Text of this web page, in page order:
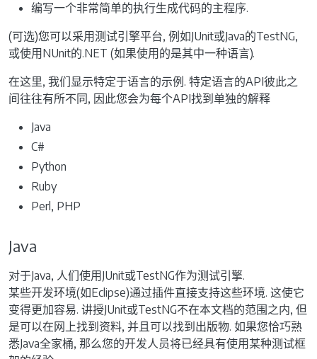
编写一个非常简单的执行生成代码的主程序.
(可选)您可以采用测试引擎平台, 例如JUnit或Java的TestNG,
或使用NUnit的.NET (如果使用的是其中一种语言).
在这里, 我们显示特定于语言的示例. 特定语言的API彼此之
间往往有所不同, 因此您会为每个API找到单独的解释
Java
C#
Python
Ruby
Perl, PHP
Java
对于Java, 人们使用JUnit或TestNG作为测试引擎.
某些开发环境(如Eclipse)通过插件直接支持这些环境. 这使它
变得更加容易. 讲授JUnit或TestNG不在本文档的范围之内, 但
是可以在网上找到资料, 并且可以找到出版物. 如果您恰巧熟
悉Java全家桶, 那么您的开发人员将已经具有使用某种测试框